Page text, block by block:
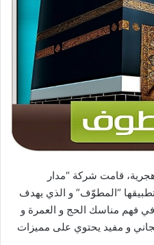
موسم الحج لسنة 1435 هجرية، قامت شركة “مدار
“المطوّف” و الذي يهدف
فهم مناسك الحج و العمرة و
و مفيد يحتوي على مميزات